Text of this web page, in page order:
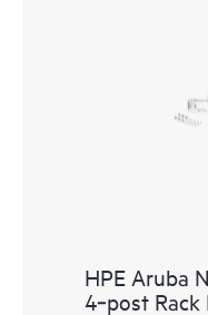
HPE Aruba
4‑post